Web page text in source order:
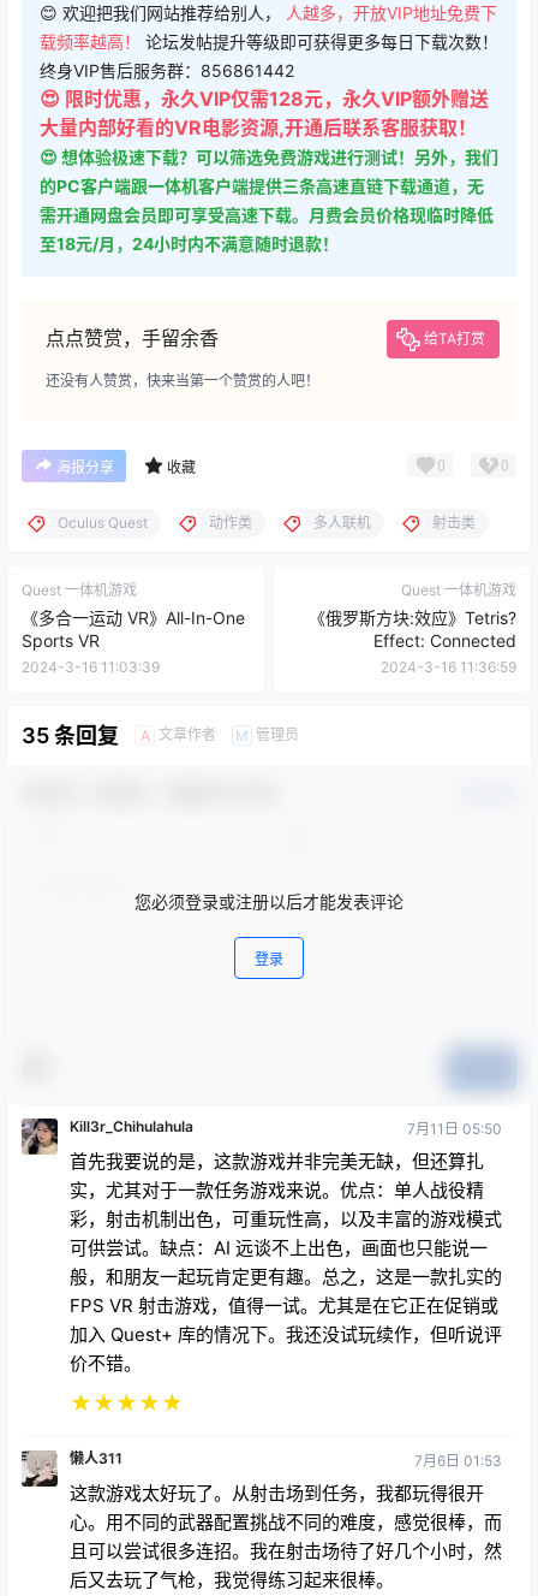
😊 欢迎把我们网站推荐给别人，
人越多，开放VIP地址免费下
载频率越高！ 论坛发帖提升等级即可获得更多每日下载次数！
终身VIP售后服务群：856861442
😍 限时优惠，永久VIP仅需128元，永久VIP额外赠送
大量内部好看的VR电影资源,开通后联系客服获取！
😍 想体验极速下载？可以筛选免费游戏进行测试！另外，我们
的PC客户端跟一体机客户端提供三条高速直链下载通道，无
需开通网盘会员即可享受高速下载。月费会员价格现临时降低
至18元/月，24小时内不满意随时退款！
点点赞赏，手留余香 给TA打赏
还没有人赞赏，快来当第一个赞赏的人吧！
海报分享 收藏 0 0
Oculus Quest 动作类 多人联机 射击类
Quest 一体机游戏
《多合一运动 VR》All-In-One
Sports VR
2024-3-16 11:03:39
Quest 一体机游戏
《俄罗斯方块:效应》Tetris?
Effect: Connected
2024-3-16 11:36:59
35 条回复 A 文章作者 M 管理员
您必须登录或注册以后才能发表评论
登录
Kill3r_Chihulahula 7月11日 05:50
首先我要说的是，这款游戏并非完美无缺，但还算扎
实，尤其对于一款任务游戏来说。优点：单人战役精
彩，射击机制出色，可重玩性高，以及丰富的游戏模式
可供尝试。缺点：AI 远谈不上出色，画面也只能说一
般，和朋友一起玩肯定更有趣。总之，这是一款扎实的
FPS VR 射击游戏，值得一试。尤其是在它正在促销或
加入 Quest+ 库的情况下。我还没试玩续作，但听说评
价不错。
★★★★★
懒人311 7月6日 01:53
这款游戏太好玩了。从射击场到任务，我都玩得很开
心。用不同的武器配置挑战不同的难度，感觉很棒，而
且可以尝试很多连招。我在射击场待了好几个小时，然
后又去玩了气枪，我觉得练习起来很棒。